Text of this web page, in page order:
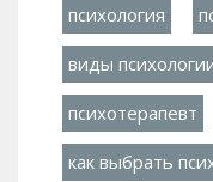
психология
виды
психотерапевт
как выбрать